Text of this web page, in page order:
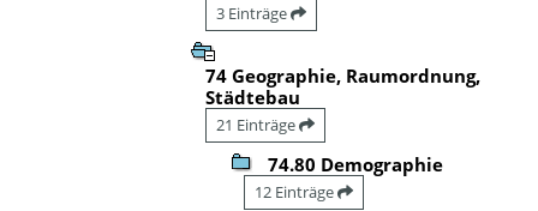
3 Einträge
74 Geographie, Raumordnung,
Städtebau
21 Einträge
74.80 Demographie
12 Einträge